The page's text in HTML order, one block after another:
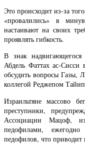
Это происходит из-за
«провалились» в
настаивают на своих
проявлять гибкость.
В знак
Абдель Фаттах ас-Сисси
обсудить вопросы Газы,
коллегой Реджепом
Израильтяне массово
преступники,
Ассоциации Мацоф,
педофилами,
педофилов, что